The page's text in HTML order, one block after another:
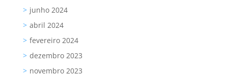
junho 2024
abril 2024
fevereiro 2024
dezembro 2023
novembro 2023